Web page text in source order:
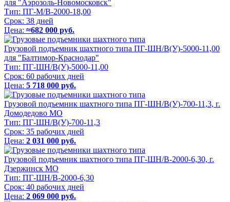
для "Аэрозоль-Новомосковск"
Тип: ПГ-М/В-2000-18,00
Срок: 38 дней
Цена: ≈682 000 руб.
Грузовой подъемник шахтного типа ПГ-ШН/В(У)-5000-11,00
для "Балтимор-Краснодар"
Тип: ПГ-ШН/В(У)-5000-11,00
Срок: 60 рабочих дней
Цена: 5 718 000 руб.
Грузовой подъемник шахтного типа ПГ-ШН/В(У)-700-11,3, г.
Домодедово МО
Тип: ПГ-ШН/В(У)-700-11,3
Срок: 35 рабочих дней
Цена: 2 031 000 руб.
Грузовой подъемник шахтного типа ПГ-ШН/В-2000-6,30, г.
Дзержинск МО
Тип: ПГ-ШН/В-2000-6,30
Срок: 40 рабочих дней
Цена: 2 069 000 руб.